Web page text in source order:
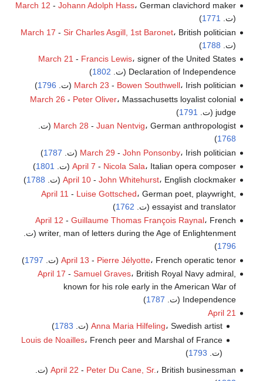
March 12 - Johann Adolph Hass، German clavichord maker
(ت. 1771
)
March 17 - Sir Charles Asgill, 1st Baronet، British politician
(ت. 1788
)
March 21 - Francis Lewis، signer of the United States
Declaration of Independence (ت.
1802
)
March 23 - Bowen Southwell، Irish politician (ت. 1796
)
March 26 - Peter Oliver، Massachusetts loyalist colonial
judge (ت.
1791
)
March 28 - Juan Nentvig، German anthropologist (ت.
1768
)
March 29 - John Ponsonby، Irish politician (ت. 1787
)
April 7 - Nicola Sala، Italian opera composer (ت. 1801
)
April 10- John Whitehurst، English clockmaker (ت. 1788
)
April 11 - Luise Gottsched، German poet, playwright,
essayist and translator (ت.
1762
)
April 12 - Guillaume Thomas François Raynal، French
writer, man of letters during the Age of Enlightenment (ت.
1796
)
April 13 - Pierre Jélyotte، French operatic tenor (ت. 1797
)
April 17 - Samuel Graves، British Royal Navy admiral,
known for his role early in the American War of
Independence (ت.
1787
)
April 21
Anna Maria Hilfeling، Swedish artist (ت. 1783
)
Louis de Noailles، French peer and Marshal of France
(ت. 1793
)
April 22 - Peter Du Cane, Sr. ، British businessman (ت.